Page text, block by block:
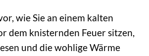
wie Sie an einem kalten
dem knisternden Feuer sitzen,
und die wohlige Wärme